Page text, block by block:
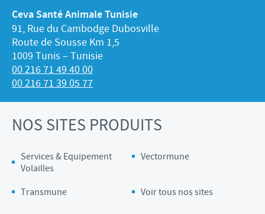
Ceva Santé Animale Tunisie
91, Rue du Cambodge Dubosville
Route de Sousse Km 1,5
1009 Tunis – Tunisie
00 216 71 49 40 00
00 216 71 39 05 77
NOS SITES PRODUITS
Services & Equipement
Volailles
Vectormune
Transmune Voir tous nos sites